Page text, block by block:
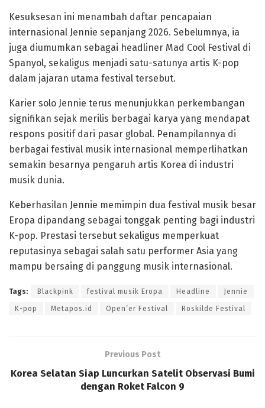
Kesuksesan ini menambah daftar pencapaian
internasional Jennie sepanjang 2026. Sebelumnya, ia
juga diumumkan sebagai headliner Mad Cool Festival di
Spanyol, sekaligus menjadi satu-satunya artis K-pop
dalam jajaran utama festival tersebut.
Karier solo Jennie terus menunjukkan perkembangan
signifikan sejak merilis berbagai karya yang mendapat
respons positif dari pasar global. Penampilannya di
berbagai festival musik internasional memperlihatkan
semakin besarnya pengaruh artis Korea di industri
musik dunia.
Keberhasilan Jennie memimpin dua festival musik besar
Eropa dipandang sebagai tonggak penting bagi industri
K-pop. Prestasi tersebut sekaligus memperkuat
reputasinya sebagai salah satu performer Asia yang
mampu bersaing di panggung musik internasional.
Tags: Blackpink festival musik Eropa Headline Jennie
K-pop Metapos.id Open’er Festival Roskilde Festival
Previous Post
Korea Selatan Siap Luncurkan Satelit Observasi Bumi
dengan Roket Falcon 9